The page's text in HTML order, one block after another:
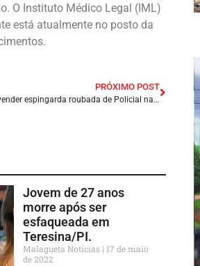
O Instituto Médico Legal (IML)
está atualmente no posto da
PRÓXIMO POST
Homem é preso após tentar vender espingarda roubada de Policial na cidade de Lima Campos/MA
Jovem de 27 anos
morre após ser
esfaqueada em
Teresina/PI.
Malagueta Notícias
17 de maio
de 2022